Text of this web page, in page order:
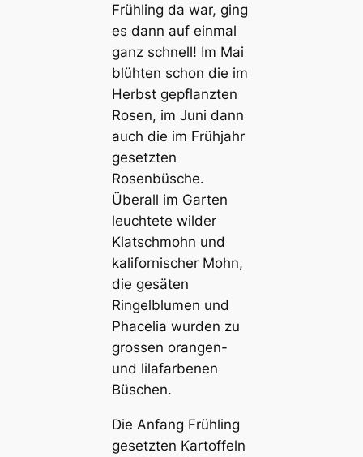
Frühling da war, ging
es dann auf einmal
ganz schnell! Im Mai
blühten schon die im
Herbst gepflanzten
Rosen, im Juni dann
auch die im Frühjahr
gesetzten
Rosenbüsche.
Überall im Garten
leuchtete wilder
Klatschmohn und
kalifornischer Mohn,
die gesäten
Ringelblumen und
Phacelia wurden zu
grossen orangen-
und lilafarbenen
Büschen.
Die Anfang Frühling
gesetzten Kartoffeln